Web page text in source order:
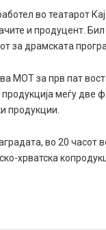
во театарот
и продуцент.
за драмската
МОТ за прв пат
меѓу две
продукции.
во 20 часот
хрватска